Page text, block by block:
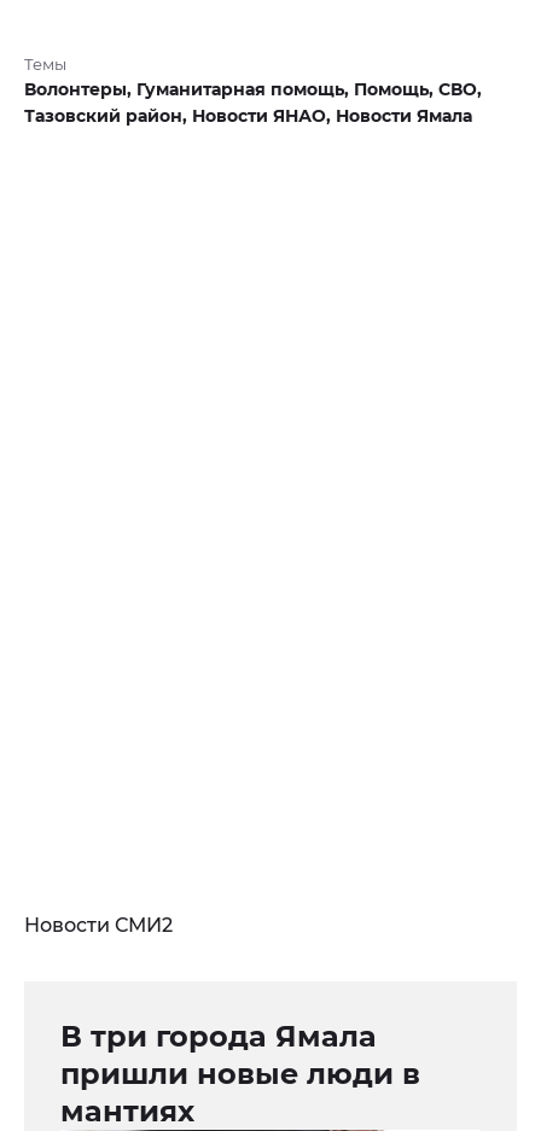
Темы
Волонтеры, Гуманитарная помощь, Помощь, СВО,
Тазовский район, Новости ЯНАО, Новости Ямала
Новости СМИ2
В три города Ямала
пришли новые люди в
мантиях